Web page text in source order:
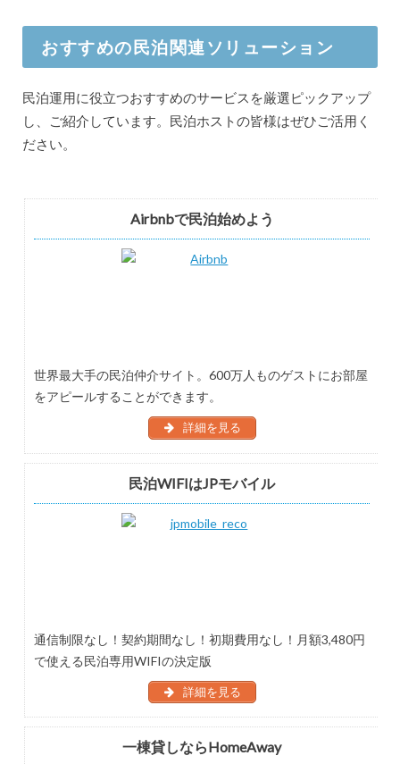
おすすめの民泊関連ソリューション
民泊運用に役立つおすすめのサービスを厳選ピックアップ
し、ご紹介しています。民泊ホストの皆様はぜひご活用く
ださい。
Airbnbで民泊始めよう
世界最大手の民泊仲介サイト。600万人ものゲストにお部屋
をアピールすることができます。
詳細を見る
民泊WIFIはJPモバイル
通信制限なし！契約期間なし！初期費用なし！月額3,480円
で使える民泊専用WIFIの決定版
詳細を見る
一棟貸しならHomeAway